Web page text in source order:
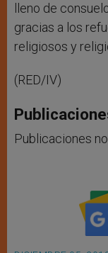
lleno de
gracias a los
religiosos y
(RED/IV)
Publicaciones